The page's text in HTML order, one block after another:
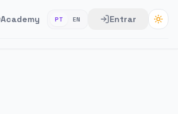
Academy PT EN Entrar